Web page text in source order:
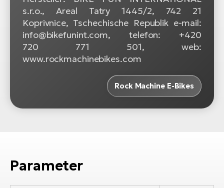
s.r.o., Areal Tatry 1445/2, 742 21
Koprivnice, Tschechische Republik e-mail:
info@bikefunint.com, telefon: +420
720 771 501, web:
www.rockmachinebikes.com
Rock Machine E-Bikes
Parameter